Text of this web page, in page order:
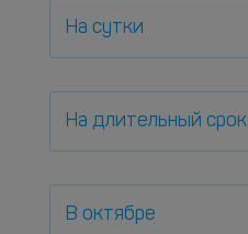
На сутки
На длительный срок
В октябре